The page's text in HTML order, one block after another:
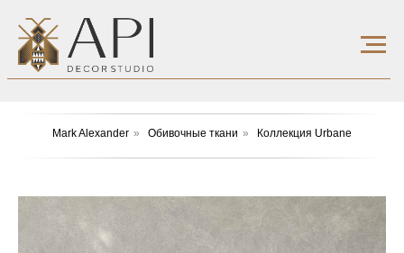
Mark Alexander » Обивочные ткани » Коллекция Urbane